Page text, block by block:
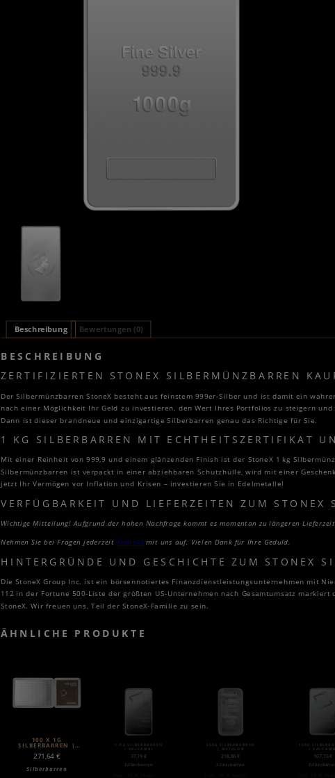
Beschreibung Bewertungen (0)
BESCHREIBUNG
ZERTIFIZIERTEN STONEX SILBERMÜNZBARREN
Der Silbermünzbarren StoneX besteht aus feinstem 999er-Silber und ist damit ein
nach einer Möglichkeit Ihr Geld zu investieren, den Wert Ihres Portfolios zu steigern
Dann ist dieser brandneue und einzigartige Silberbarren genau das Richtige für Sie.
1 KG SILBERBARREN MIT ECHTHEITSZERTIFIKAT
Mit einer Reinheit von 999,9 und einem glänzenden Finish ist der StoneX 1 kg
Silbermünzbarren ist verpackt in einer abziehbaren Schutzhülle, wird mit einer
jetzt Ihr Vermögen vor Inflation und Krisen – investieren Sie in Edelmetalle!
VERFÜGBARKEIT UND LIEFERZEITEN ZUM STONEX
Wichtige Mitteilung! Aufgrund der hohen Nachfrage kommt es momentan zu längeren
Nehmen Sie bei Fragen jederzeit Kontaktmit uns auf. Vielen Dank für Ihre Geduld.
HINTERGRÜNDE UND GESCHICHTE ZUM STONEX
Die StoneX Group Inc. ist ein börsennotiertes Finanzdienstleistungsunternehmen mit
112 in der Fortune 500-Liste der größten US-Unternehmen nach Gesamtumsatz
StoneX. Wir freuen uns, Teil der StoneX-Familie zu sein.
ÄHNLICHE PRODUKTE
100 X 1G
SILBERBARREN |
271,64 €
Silberbarren
1 OZ SILBERBARREN
| VALCAMBI
37,19€
Silberbarren
250G SILBERBARREN
| METALOR
218,86€
Silberbarren
100G
|
107,15€